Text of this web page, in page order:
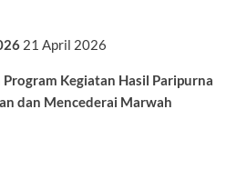
21 April 2026
Kegiatan Hasil Paripurna
dan Mencederai Marwah